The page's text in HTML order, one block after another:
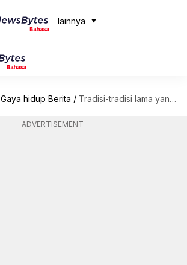
lainnya
Gaya hidup Berita / Tradisi-tradisi lama yang membuat wanita India tetap kuat dan sehat
ADVERTISEMENT